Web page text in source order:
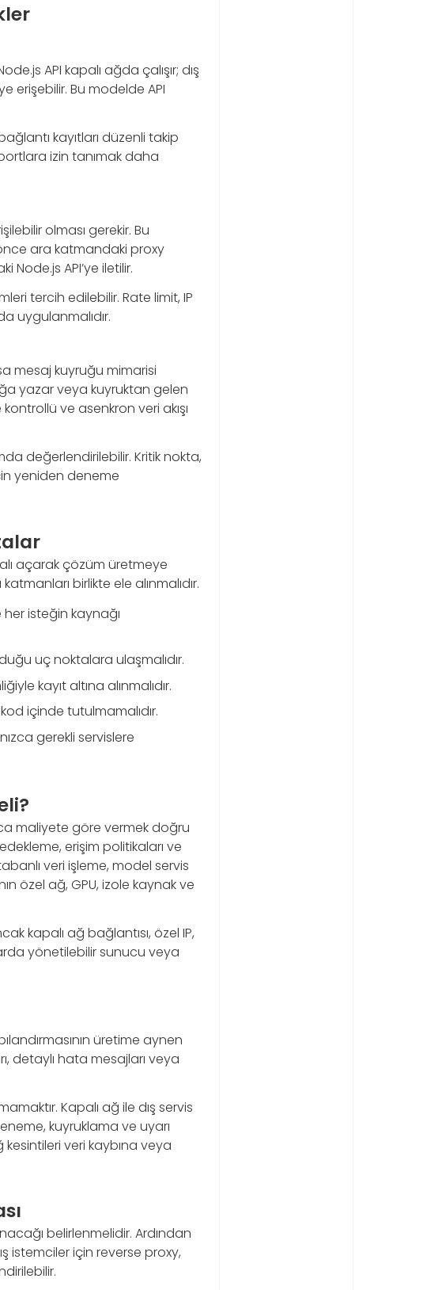
API kapalı ağda çalışır; dış
erişebilir. Bu modelde API
kayıtları düzenli takip
izin tanımak daha
olması gerekir. Bu
ara katmandaki proxy
API’ye iletilir.
tercih edilebilir. Rate limit, IP
uygulanmalıdır.
mesaj kuyruğu mimarisi
yazar veya kuyruktan gelen
ve asenkron veri akışı
değerlendirilebilir. Kritik nokta,
yeniden deneme
açarak çözüm üretmeye
birlikte ele alınmalıdır.
isteğin kaynağı
uç noktalara ulaşmalıdır.
kayıt altına alınmalıdır.
içinde tutulmamalıdır.
gerekli servislere
maliyete göre vermek doğru
erişim politikaları ve
veri işleme, model servis
özel ağ, GPU, izole kaynak ve
kapalı ağ bağlantısı, özel IP,
yönetilebilir sunucu veya
üretime aynen
detaylı hata mesajları veya
Kapalı ağ ile dış servis
kuyruklama ve uyarı
kesintileri veri kaybına veya
belirlenmelidir. Ardından
istemciler için reverse proxy,